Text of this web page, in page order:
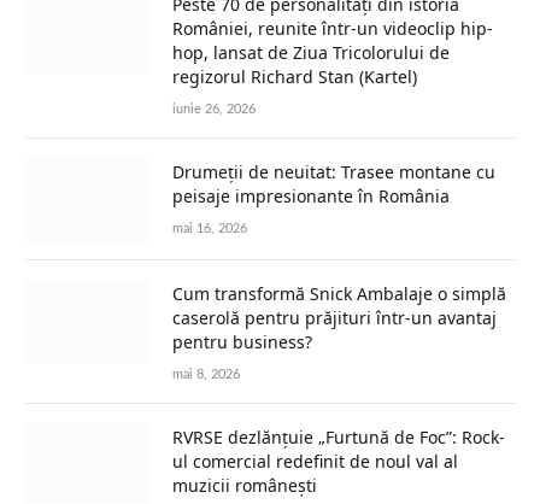
României, reunite într-un videoclip hip-
hop, lansat de Ziua Tricolorului de
regizorul Richard Stan (Kartel)
iunie 26, 2026
Drumeții de neuitat: Trasee montane cu
peisaje impresionante în România
mai 16, 2026
Cum transformă Snick Ambalaje o simplă
caserolă pentru prăjituri într-un avantaj
pentru business?
mai 8, 2026
RVRSE dezlănțuie „Furtună de Foc”: Rock-
ul comercial redefinit de noul val al
muzicii românești